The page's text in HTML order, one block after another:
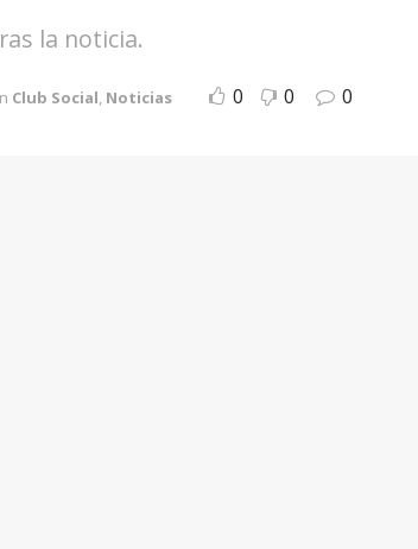
la noticia.
Club Social, Noticias 0 0 0